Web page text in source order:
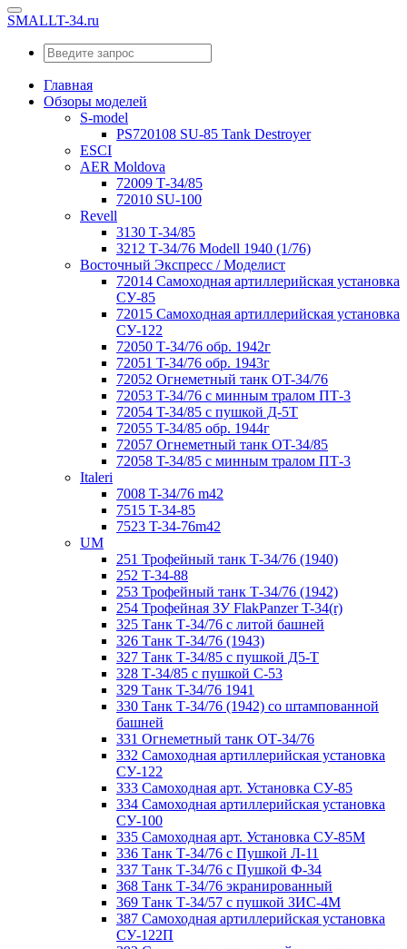
SMALLT-34.ru
Главная
Обзоры моделей
S-model
PS720108 SU-85 Tank Destroyer
ESCI
AER Moldova
72009 Т-34/85
72010 SU-100
Revell
3130 Т-34/85
3212 Т-34/76 Modell 1940 (1/76)
Восточный Экспресс / Моделист
72014 Самоходная артиллерийская установка
СУ-85
72015 Самоходная артиллерийская установка
СУ-122
72050 Т-34/76 обр. 1942г
72051 T-34/76 обр. 1943г
72052 Огнеметный танк OT-34/76
72053 T-34/76 с минным тралом ПТ-3
72054 T-34/85 с пушкой Д-5Т
72055 T-34/85 обр. 1944г
72057 Огнеметный танк ОT-34/85
72058 T-34/85 с минным тралом ПТ-3
Italeri
7008 T-34/76 m42
7515 T-34-85
7523 T-34-76m42
UM
251 Трофейный танк Т-34/76 (1940)
252 T-34-88
253 Трофейный танк Т-34/76 (1942)
254 Трофейная ЗУ FlakPanzer T-34(r)
325 Танк Т-34/76 с литой башней
326 Танк Т-34/76 (1943)
327 Танк Т-34/85 с пушкой Д5-Т
328 Т-34/85 с пушкой С-53
329 Танк T-34/76 1941
330 Танк Т-34/76 (1942) со штампованной
башней
331 Огнеметный танк ОТ-34/76
332 Самоходная артиллерийская установка
СУ-122
333 Самоходная арт. Установка СУ-85
334 Самоходная артиллерийская установка
СУ-100
335 Самоходная арт. Установка СУ-85М
336 Танк Т-34/76 с Пушкой Л-11
337 Танк Т-34/76 с Пушкой Ф-34
368 Танк Т-34/76 экранированный
369 Танк Т-34/57 с пушкой ЗИС-4М
387 Самоходная артиллерийская установка
СУ-122П